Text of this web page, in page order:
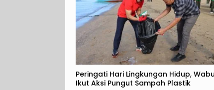
Peringati Hari Lingkungan Hidup,
Ikut Aksi Pungut Sampah Plastik